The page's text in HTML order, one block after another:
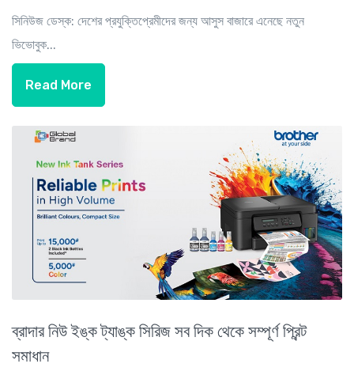
সিনিউজ ডেস্ক: দেশের প্রযুক্তিপ্রেমীদের জন্য আসুস বাজারে এনেছে নতুন
ভিভোবুক...
Read More
ব্রাদার নিউ ইঙ্ক ট্যাঙ্ক সিরিজ সব দিক থেকে সম্পূর্ণ প্রিন্ট
সমাধান